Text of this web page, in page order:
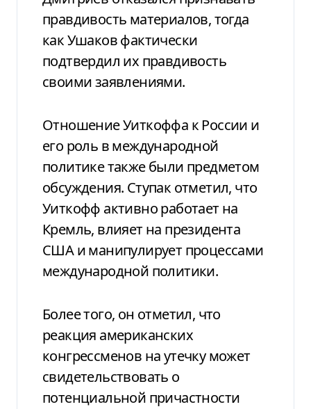
правдивость материалов, тогда
как Ушаков фактически
подтвердил их правдивость
своими заявлениями.
Отношение Уиткоффа к России и
его роль в международной
политике также были предметом
обсуждения. Ступак отметил, что
Уиткофф активно работает на
Кремль, влияет на президента
США и манипулирует процессами
международной политики.
Более того, он отметил, что
реакция американских
конгрессменов на утечку может
свидетельствовать о
потенциальной причастности